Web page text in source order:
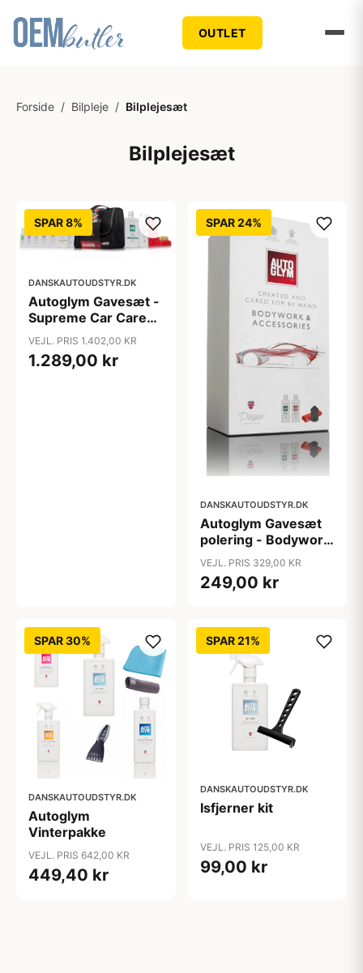
OUTLET
Forside / Bilpleje / Bilplejesæt
Bilplejesæt
SPAR 8%
DANSKAUTOUDSTYR.DK
Autoglym Gavesæt -
Supreme Car Care
Collection
VEJL. PRIS 1.402,00 KR
1.289,00 kr
SPAR 24%
DANSKAUTOUDSTYR.DK
Autoglym Gavesæt
polering - Bodywork
& Accessories - med
4 produkter
VEJL. PRIS 329,00 KR
249,00 kr
SPAR 30%
DANSKAUTOUDSTYR.DK
Autoglym
Vinterpakke
VEJL. PRIS 642,00 KR
449,40 kr
SPAR 21%
DANSKAUTOUDSTYR.DK
Isfjerner kit
VEJL. PRIS 125,00 KR
99,00 kr